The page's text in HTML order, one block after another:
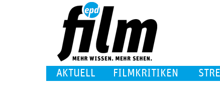
AKTUELL FILMKRITIKEN